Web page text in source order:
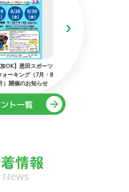
加OK】恩田スポーツ
ォーキング（7月・8
）開催のお知らせ
情報
News